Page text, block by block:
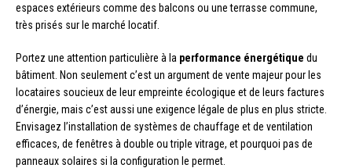
espaces extérieurs comme des balcons ou une terrasse commune,
très prisés sur le marché locatif.
Portez une attention particulière à la performance énergétique du
bâtiment. Non seulement c’est un argument de vente majeur pour les
locataires soucieux de leur empreinte écologique et de leurs factures
d’énergie, mais c’est aussi une exigence légale de plus en plus stricte.
Envisagez l’installation de systèmes de chauffage et de ventilation
efficaces, de fenêtres à double ou triple vitrage, et pourquoi pas de
panneaux solaires si la configuration le permet.